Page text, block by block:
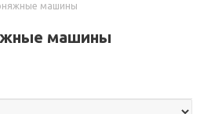
машины
машины